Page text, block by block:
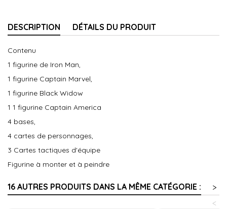
DESCRIPTION DÉTAILS DU PRODUIT
Contenu
1 figurine de Iron Man,
1 figurine Captain Marvel,
1 figurine Black Widow
1 1 figurine Captain America
4 bases,
4 cartes de personnages,
3 Cartes tactiques d'équipe
Figurine à monter et à peindre
16 AUTRES PRODUITS DANS LA MÊME CATÉGORIE :
>
<